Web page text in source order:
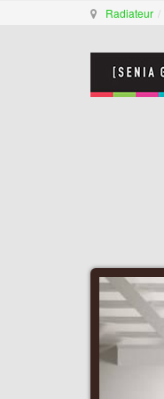
Radiateur